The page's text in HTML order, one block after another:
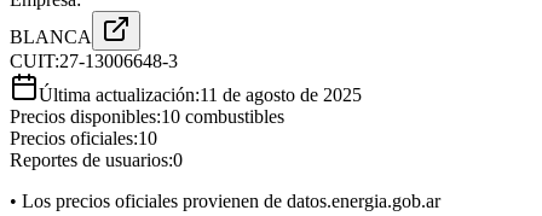
BLANCA
CUIT:27-13006648-3
Última actualización:11 de agosto de 2025
Precios disponibles:10 combustibles
Precios oficiales:10
Reportes de usuarios:0
• Los precios oficiales provienen de datos.energia.gob.ar